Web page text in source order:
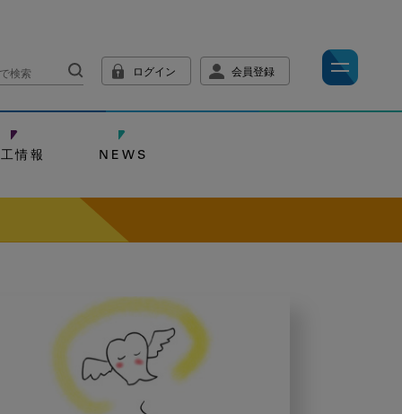
ログイン 会員登録
情報 NEWS